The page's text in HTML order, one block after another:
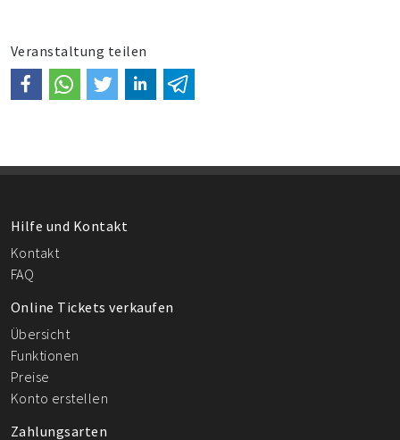
Veranstaltung teilen
Hilfe und Kontakt
Kontakt
FAQ
Online Tickets verkaufen
Übersicht
Funktionen
Preise
Konto erstellen
Zahlungsarten